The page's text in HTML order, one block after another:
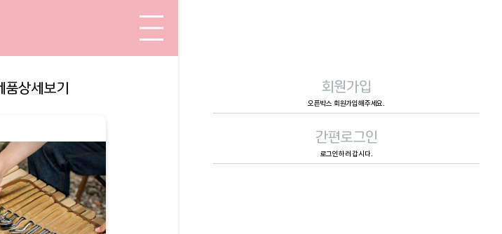
회원가입
오픈박스 회원가입해주세요.
간편로그인
로그인하러 갑시다.
품상세보기